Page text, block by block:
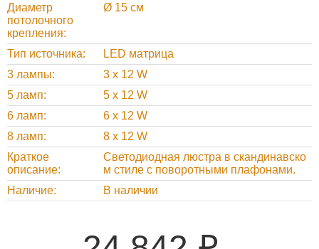
Диаметр
потолочного
крепления
Ø 15 см
Тип источника
LED матрица
3 лампы
3 х 12 W
5 ламп
5 х 12 W
6 ламп
6 х 12 W
8 ламп
8 х 12 W
Краткое
описание
Светодиодная люстра в скандинавско
м стиле с поворотными плафонами.
Наличие
В наличии